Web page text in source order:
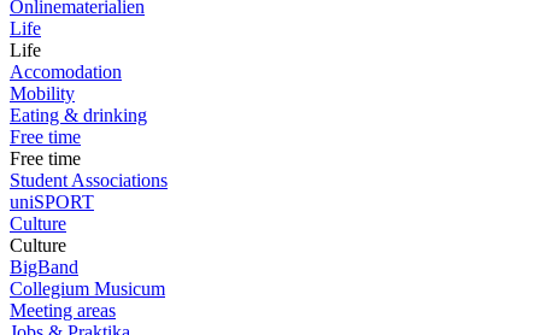
Onlinematerialien
Life
Life
Accomodation
Mobility
Eating & drinking
Free time
Free time
Student Associations
uniSPORT
Culture
Culture
BigBand
Collegium Musicum
Meeting areas